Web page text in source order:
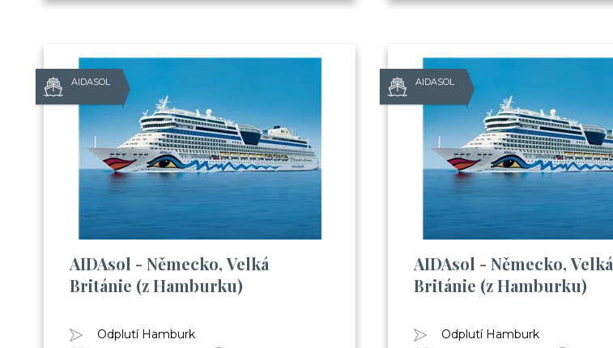
AIDASOL
AIDAsol - Německo, Velká
Británie (z Hamburku)
Odplutí Hamburk
AIDASOL
AIDAsol - Německo, Velká
Británie (z Hamburku)
Odplutí Hamburk